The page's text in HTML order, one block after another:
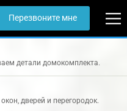
Перезвоните мне
детали домокомплекта.
дверей и перегородок.